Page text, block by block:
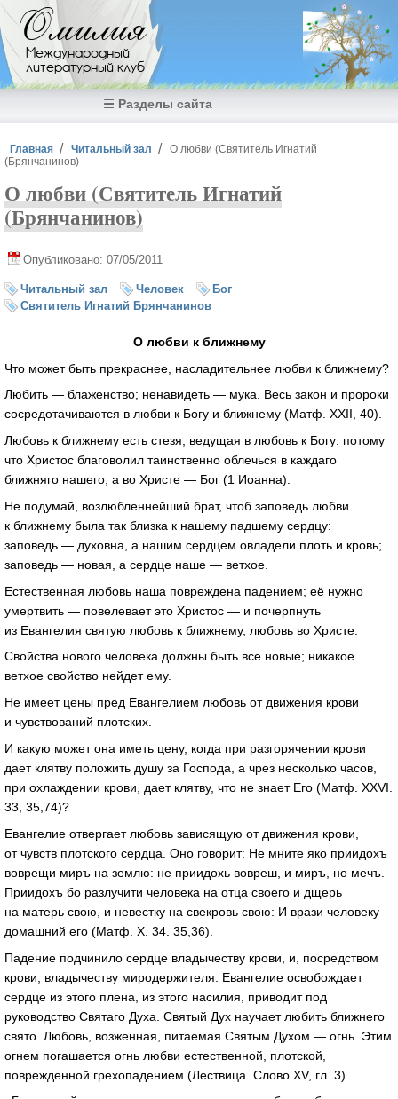
Перейти к основному содержанию
Омилия
Международный
литературный клуб
☰ Разделы сайта
Вы здесь
Главная Читальный зал
О любви (Святитель Игнатий
(Брянчанинов)
О любви (Святитель Игнатий
(Брянчанинов)
Опубликовано: 07/05/2011
Читальный зал Человек
Бог
Святитель Игнатий Брянчанинов
О любви к ближнему
Что может быть прекраснее, насладительнее любви к ближнему?
Любить — блаженство; ненавидеть — мука. Весь закон и пророки
сосредотачиваются в любви к Богу и ближнему (Матф. XXII, 40).
Любовь к ближнему есть стезя, ведущая в любовь к Богу: потому
что Христос благоволил таинственно облечься в каждаго
ближняго нашего, а во Христе — Бог (1 Иоанна).
Не подумай, возлюбленнейший брат, чтоб заповедь любви
к ближнему была так близка к нашему падшему сердцу:
заповедь — духовна, а нашим сердцем овладели плоть и кровь;
заповедь — новая, а сердце наше — ветхое.
Естественная любовь наша повреждена падением; её нужно
умертвить — повелевает это Христос — и почерпнуть
из Евангелия святую любовь к ближнему, любовь во Христе.
Свойства нового человека должны быть все новые; никакое
ветхое свойство нейдет ему.
Не имеет цены пред Евангелием любовь от движения крови
и чувствований плотских.
И какую может она иметь цену, когда при разгорячении крови
дает клятву положить душу за Господа, а чрез несколько часов,
при охлаждении крови, дает клятву, что не знает Его (Матф. XXVI.
33, 35,74)?
Евангелие отвергает любовь зависящую от движения крови,
от чувств плотского сердца. Оно говорит: Не мните яко приидохъ
воврещи миръ на землю: не приидохь вовреш, и миръ, но мечъ.
Приидохъ бо разлучити человека на отца своего и дщерь
на матерь свою, и невестку на свекровь свою: И врази человеку
домашний его (Матф. X. 34. 35,36).
Падение подчинило сердце владычеству крови, и, посредством
крови, владычеству миродержителя. Евангелие освобождает
сердце из этого плена, из этого насилия, приводит под
руководство Святаго Духа. Святый Дух научает любить ближнего
свято. Любовь, возженная, питаемая Святым Духом — огнь. Этим
огнем погашается огнь любви естественной, плотской,
поврежденной грехопадением (Лествица. Слово XV, гл. 3).